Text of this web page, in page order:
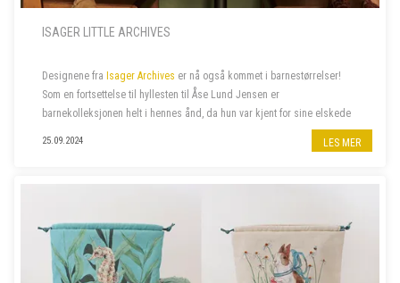
ISAGER LITTLE ARCHIVES
Designene fra Isager Archives er nå også kommet i barnestørrelser!
Som en fortsettelse til hyllesten til Åse Lund Jensen er
barnekolleksjonen helt i hennes ånd, da hun var kjent for sine elskede
25.09.2024 LES MER